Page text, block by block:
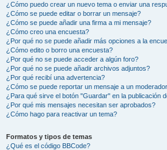
¿Cómo puedo crear un nuevo tema o enviar una
¿Cómo se puede editar o borrar un mensaje?
¿Cómo se puede añadir una firma a mi mensaje?
¿Cómo creo una encuesta?
¿Por qué no se puede añadir más opciones a la
¿Cómo edito o borro una encuesta?
¿Por qué no se puede acceder a algún foro?
¿Por qué no se puede añadir archivos adjuntos?
¿Por qué recibí una advertencia?
¿Cómo se puede reportar un mensaje a un
¿Para qué sirve el botón "Guardar" en la publicación
¿Por qué mis mensajes necesitan ser aprobados?
¿Cómo hago para reactivar un tema?
Formatos y tipos de temas
¿Qué es el código BBCode?